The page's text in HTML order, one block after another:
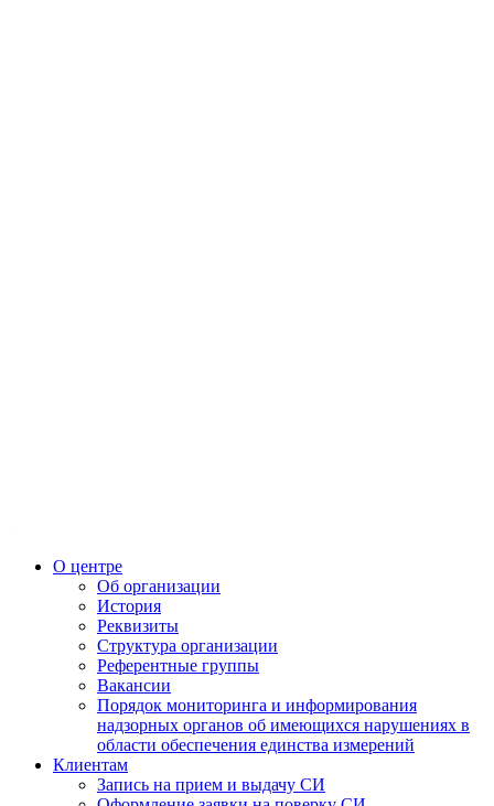
О центре
Об организации
История
Реквизиты
Структура организации
Референтные группы
Вакансии
Порядок мониторинга и информирования
надзорных органов об имеющихся нарушениях в
области обеспечения единства измерений
Клиентам
Запись на прием и выдачу СИ